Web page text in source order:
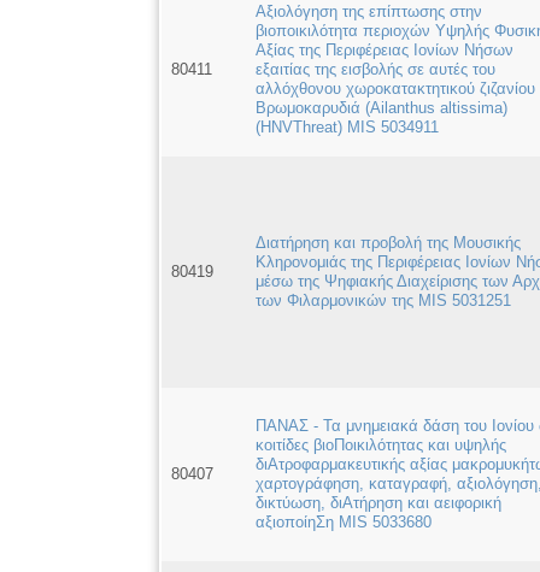
80411
Αξιολόγηση της επίπτωσης στην
βιοποικιλότητα περιοχών Υψηλής
Αξίας της Περιφέρειας Ιονίων Νήσων
εξαιτίας της εισβολής σε αυτές του
αλλόχθονου χωροκατακτητικού ζιζανίου
Βρωμoκαρυδιά (Ailanthus altissima)
(HNVThreat) MIS 5034911
80419
Διατήρηση και προβολή της Μουσικής
Κληρονομιάς της Περιφέρειας Ιονίων
μέσω της Ψηφιακής Διαχείρισης των
των Φιλαρμονικών της MIS 5031251
80407
ΠΑΝΑΣ - Τα μνημειακά δάση του Ιονίου
κοιτίδες βιοΠοικιλότητας και υψηλής
διΑτροφαρμακευτικής αξίας
χαρτογράφηση, καταγραφή,
δικτύωση, διΑτήρηση και αειφορική
αξιοποίηΣη MIS 5033680